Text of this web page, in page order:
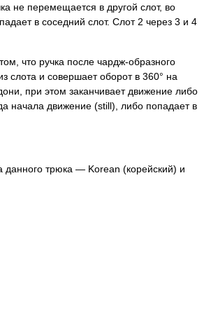
не перемещается в другой слот, во
в соседний слот. Слот 2 через 3 и 4
что ручка после чардж-образного
слота и совершает оборот в 360° на
при этом заканчивает движение либо
начала движение (still), либо попадает в
данного трюка — Korean (корейский) и